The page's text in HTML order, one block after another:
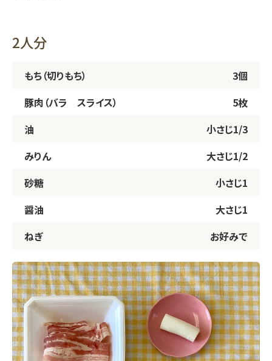
はたらく人の身だしなみルール
2人分
もち（切りもち）
3個
豚肉（バラ スライス）
5枚
油
小さじ1/3
みりん
大さじ1/2
砂糖
小さじ1
醤油
大さじ1
ねぎ
お好みで